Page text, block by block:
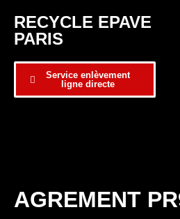
RECYCLE EPAVE
PARIS
Service enlèvement
ligne directe
AGREMENT